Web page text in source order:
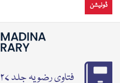
ڈونیشن
فتاوی رضویہ جلد ۲۷